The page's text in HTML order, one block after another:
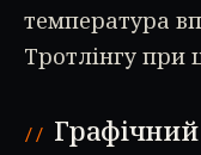
температура
Тротлінгу при